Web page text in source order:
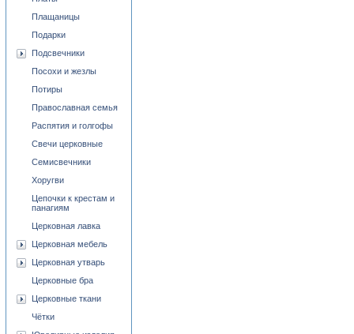
Плащаницы
Подарки
Подсвечники
Посохи и жезлы
Потиры
Православная семья
Распятия и голгофы
Свечи церковные
Семисвечники
Хоругви
Цепочки к крестам и
панагиям
Церковная лавка
Церковная мебель
Церковная утварь
Церковные бра
Церковные ткани
Чётки